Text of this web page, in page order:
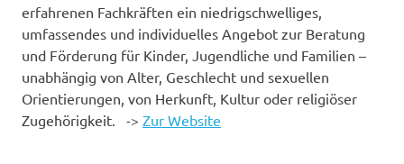
erfahrenen Fachkräften ein niedrigschwelliges,
umfassendes und individuelles Angebot zur Beratung
und Förderung für Kinder, Jugendliche und Familien –
unabhängig von Alter, Geschlecht und sexuellen
Orientierungen, von Herkunft, Kultur oder religiöser
Zugehörigkeit. -> Zur Website